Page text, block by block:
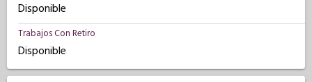
Disponible
Trabajos Con Retiro
Disponible